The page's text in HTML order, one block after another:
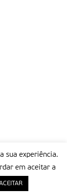
sua experiência.
em aceitar a